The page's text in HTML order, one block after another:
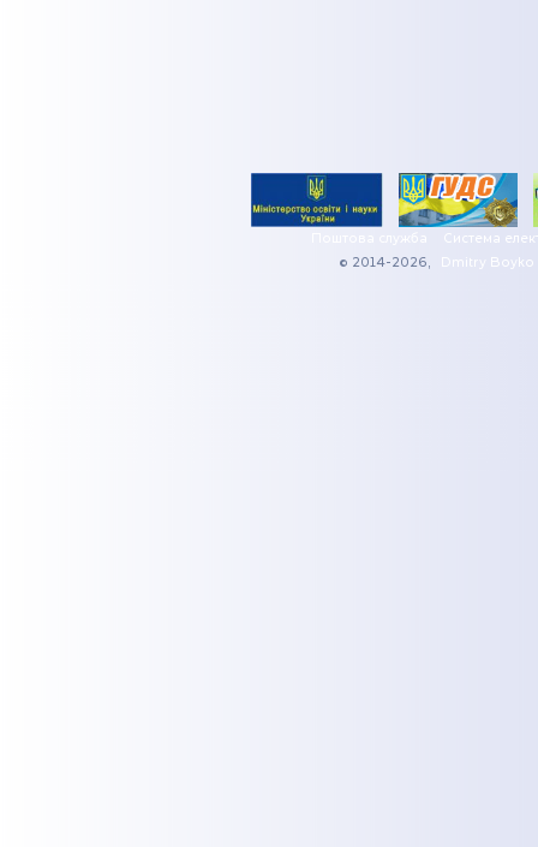
Поштова служба
Система
© 2014-2026,
Dmitry Boyko